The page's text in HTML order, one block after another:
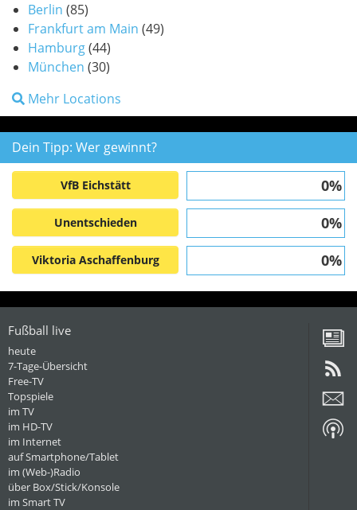
Berlin (85)
Frankfurt am Main (49)
Hamburg(44)
München (30)
Mehr Locations
Dein Tipp: Wer gewinnt?
VfB Eichstätt 0%
Unentschieden 0%
Viktoria Aschaffenburg 0%
Fußball live
heute
7-Tage-Übersicht
Free-TV
Topspiele
im TV
im HD-TV
im Internet
auf Smartphone/Tablet
im (Web-)Radio
über Box/Stick/Konsole
im Smart TV